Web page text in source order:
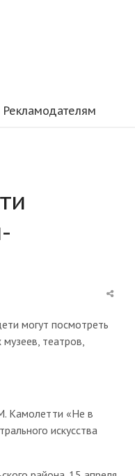
Рекламодателям
Share
могут посмотреть
театров,
Камолетти «Не в
искусства